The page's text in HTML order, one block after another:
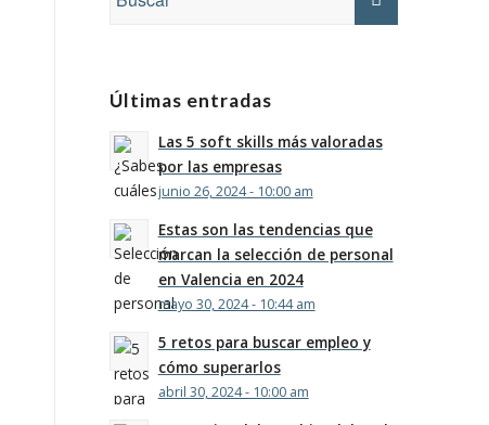
Últimas entradas
Las 5 soft skills más valoradas
por las empresas
junio 26, 2024 - 10:00 am
Estas son las tendencias que
marcan la selección de personal
en Valencia en 2024
mayo 30, 2024 - 10:44 am
5 retos para buscar empleo y
cómo superarlos
abril 30, 2024 - 10:00 am